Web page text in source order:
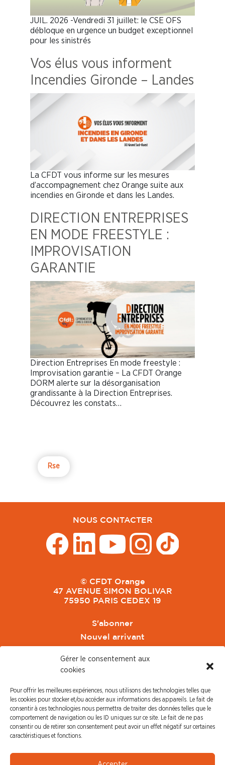
Gérer le consentement aux
cookies
Pour offrir les meilleures expériences, nous utilisons des technologies telles que
les cookies pour stocker et/ou accéder aux informations des appareils. Le fait de
consentir à ces technologies nous permettra de traiter des données telles que le
comportement de navigation ou les ID uniques sur ce site. Le fait de ne pas
consentir ou de retirer son consentement peut avoir un effet négatif sur certaines
caractéristiques et fonctions.
JUIL. 2026 -Vendredi 31 juillet: le CSE OFS
débloque en urgence un budget exceptionnel
pour les sinistrés
Vos élus vous informent
Incendies Gironde – Landes
La CFDT vous informe sur les mesures
d’accompagnement chez Orange suite aux
incendies en Gironde et dans les Landes.
DIRECTION ENTREPRISES
EN MODE FREESTYLE :
IMPROVISATION
GARANTIE
Direction Entreprises En mode freestyle :
Improvisation garantie – La CFDT Orange
DORM alerte sur la désorganisation
grandissante à la Direction Entreprises.
Découvrez les constats…
Rse
NOUS CONTACTER
© CFDT Orange
47 AVENUE SIMON BOLIVAR
75950 PARIS CEDEX 19
S'abonner
Nouvel arrivant
CFDT Cadres
CFDT Retraités
L'UFFA
PRESSE